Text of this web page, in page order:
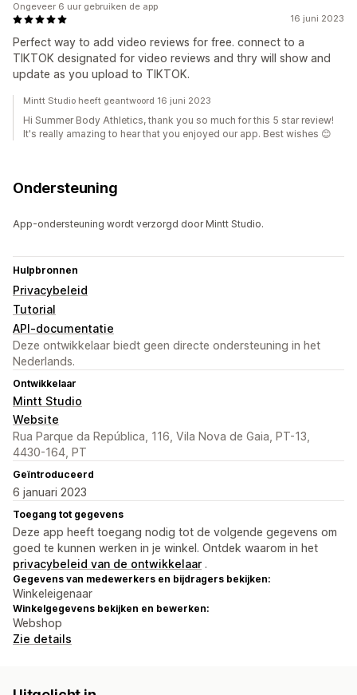
16 juni 2023
Perfect way to add video reviews for free. connect to a
TIKTOK designated for video reviews and thry will show and
update as you upload to TIKTOK.
Ongeveer 6 uur gebruiken de app
Mintt Studio heeft geantwoord 16 juni 2023
Hi Summer Body Athletics, thank you so much for this 5 star review!
It's really amazing to hear that you enjoyed our app. Best wishes 😊
Ondersteuning
App-ondersteuning wordt verzorgd door Mintt Studio.
Hulpbronnen
Privacybeleid
Tutorial
API-documentatie
Deze ontwikkelaar biedt geen directe ondersteuning in het
Nederlands.
Ontwikkelaar
Mintt Studio
Website
Rua Parque da República, 116, Vila Nova de Gaia, PT-13,
4430-164, PT
Geïntroduceerd
6 januari 2023
Toegang tot gegevens
Deze app heeft toegang nodig tot de volgende gegevens om
goed te kunnen werken in je winkel. Ontdek waarom in het
privacybeleid van de ontwikkelaar .
Gegevens van medewerkers en bijdragers bekijken:
Winkeleigenaar
Winkelgegevens bekijken en bewerken:
Webshop
Zie details